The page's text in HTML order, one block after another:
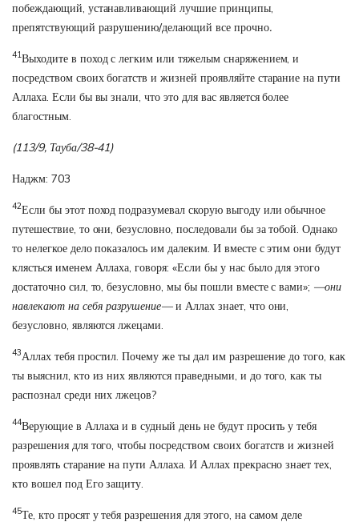
побеждающий, устанавливающий лучшие принципы,
препятствующий разрушению/делающий все прочно.
41Выходите в поход с легким или тяжелым снаряжением, и
посредством своих богатств и жизней проявляйте старание на пути
Аллаха. Если бы вы знали, что это для вас является более
благостным.
(113/9, Тауба/38-41)
Наджм: 703
42Если бы этот поход подразумевал скорую выгоду или обычное
путешествие, то они, безусловно, последовали бы за тобой. Однако
то нелегкое дело показалось им далеким. И вместе с этим они будут
клясться именем Аллаха, говоря: «Если бы у нас было для этого
достаточно сил, то, безусловно, мы бы пошли вместе с вами»; —они
навлекают на себя разрушение—и Аллах знает, что они,
безусловно, являются лжецами.
43Аллах тебя простил. Почему же ты дал им разрешение до того, как
ты выяснил, кто из них являются праведными, и до того, как ты
распознал среди них лжецов?
44Верующие в Аллаха и в судный день не будут просить у тебя
разрешения для того, чтобы посредством своих богатств и жизней
проявлять старание на пути Аллаха. И Аллах прекрасно знает тех,
кто вошел под Его защиту.
45Те, кто просят у тебя разрешения для этого, на самом деле